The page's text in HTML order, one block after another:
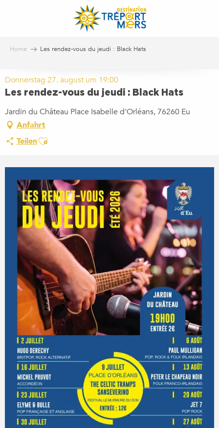
Home Les rendez-vous du jeudi : Black Hats
Donnerstag 27. august um 19:00
Les rendez-vous du jeudi : Black Hats
Jardin du Château Place Isabelle d'Orléans, 76260 Eu
Anfahrt
TeilenAjouter aux favoris